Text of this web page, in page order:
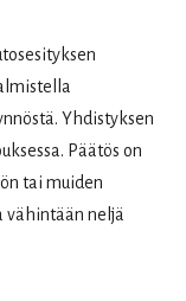
Yhdistyksen
Päätös on
tai muiden
vähintään neljä